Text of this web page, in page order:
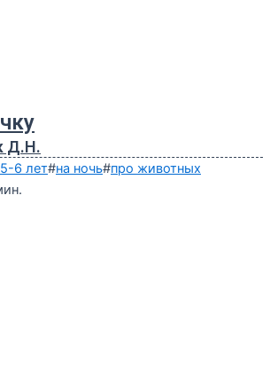
Д.Н.
6 лет#на ночь#про животных